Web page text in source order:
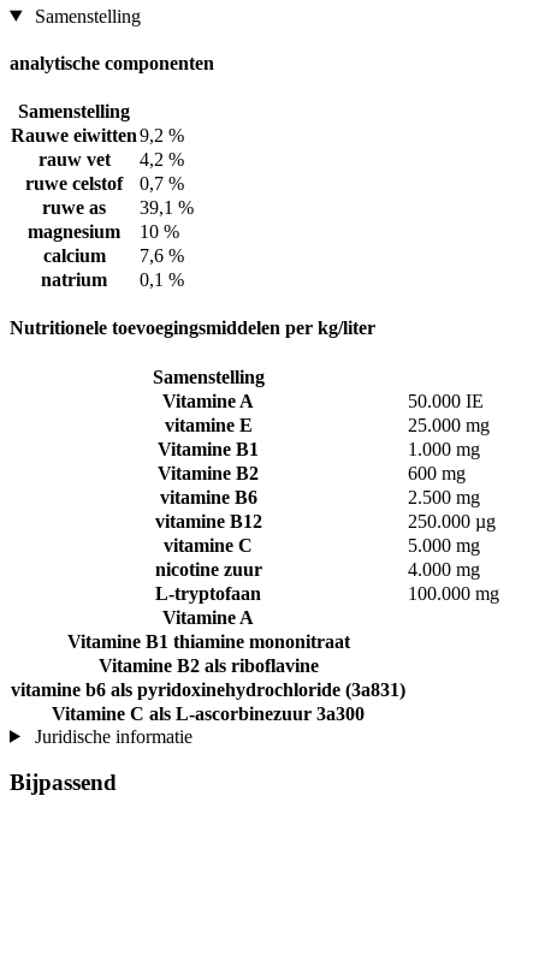
Samenstelling
analytische componenten
Samenstelling
Rauwe eiwitten9,2 %
rauw vet
4,2 %
ruwe celstof
0,7 %
ruwe as
39,1 %
magnesium
10 %
calcium
7,6 %
natrium
0,1 %
Nutritionele toevoegingsmiddelen per kg/liter
Samenstelling
Vitamine A
50.000 IE
vitamine E
25.000 mg
Vitamine B1
1.000 mg
Vitamine B2
600 mg
vitamine B6
2.500 mg
vitamine B12
250.000 µg
vitamine C
5.000 mg
nicotine zuur
4.000 mg
L-tryptofaan
100.000 mg
Vitamine A
Vitamine B1 thiamine mononitraat
Vitamine B2 als riboflavine
vitamine b6 als pyridoxinehydrochloride (3a831)
Vitamine C als L-ascorbinezuur 3a300
Juridische informatie
Bijpassend